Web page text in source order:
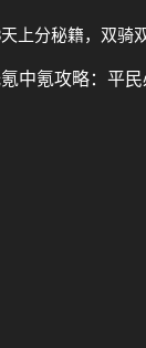
上分秘籍，双骑